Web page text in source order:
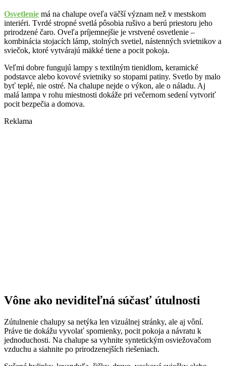
Osvetlenie má na chalupe oveľa väčší význam než v mestskom
interiéri. Tvrdé stropné svetlá pôsobia rušivo a berú priestoru jeho
prirodzené čaro. Oveľa príjemnejšie je vrstvené osvetlenie –
kombinácia stojacích lámp, stolných svetiel, nástenných svietnikov a
sviečok, ktoré vytvárajú mäkké tiene a pocit pokoja.
Veľmi dobre fungujú lampy s textilným tienidlom, keramické
podstavce alebo kovové svietniky so stopami patiny. Svetlo by malo
byť teplé, nie ostré. Na chalupe nejde o výkon, ale o náladu. Aj
malá lampa v rohu miestnosti dokáže pri večernom sedení vytvoriť
pocit bezpečia a domova.
Reklama
Vône ako neviditeľná súčasť útulnosti
Zútulnenie chalupy sa netýka len vizuálnej stránky, ale aj vôní.
Práve tie dokážu vyvolať spomienky, pocit pokoja a návratu k
jednoduchosti. Na chalupe sa vyhnite syntetickým osviežovačom
vzduchu a siahnite po prirodzenejších riešeniach.